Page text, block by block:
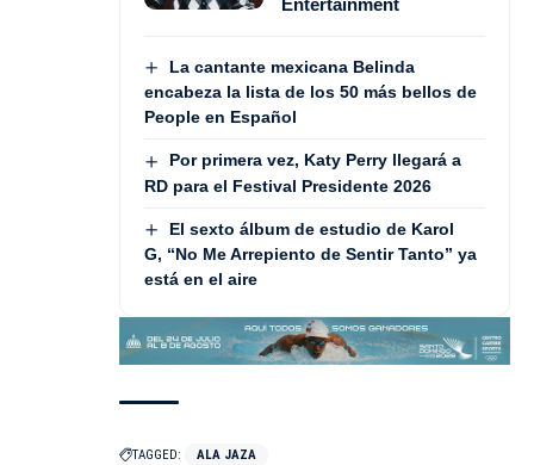
Entertainment
La cantante mexicana Belinda
encabeza la lista de los 50 más bellos de
People en Español
Por primera vez, Katy Perry llegará a
RD para el Festival Presidente 2026
El sexto álbum de estudio de Karol
G, “No Me Arrepiento de Sentir Tanto” ya
está en el aire
TAGGED: ALA JAZA